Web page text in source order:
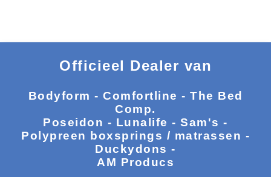
Officieel Dealer van
Bodyform - Comfortline - The Bed
Comp.
Poseidon - Lunalife - Sam's -
Polypreen boxsprings / matrassen -
Duckydons -
AM Producs